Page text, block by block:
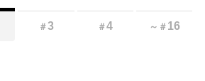
＃3 ＃4 ～ ＃ 16